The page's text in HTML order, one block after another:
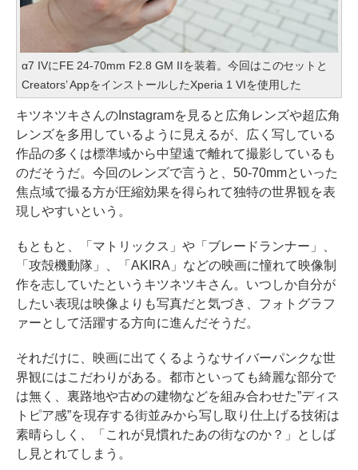
α7 IVにFE 24-70mm F2.8 GM IIを装着。今回はこのセットと
Creators’ AppをインストールしたXperia 1 VIを使用した
キツネツキさんのInstagramを見ると広角レンズや超広角
レンズを多用しているように見えるが、広く写している
作品の多くは標準域から中望遠で離れて撮影しているも
のだそうだ。今回のレンズで言うと、50-70mmといった
焦点域で撮る方が圧縮効果を得られて独特の世界観を表
現しやすいという。
もともと、「マトリックス」や「ブレードランナー」、
「攻殻機動隊」、「AKIRA」などの映画に憧れて映像制
作を志していたというキツネツキさん。いつしか自分が
したい表現は映像よりも写真だと気づき、フォトグラフ
ァーとして活躍する方向に進んだそうだ。
それだけに、映画に出てくるようなサイバーパンクな世
界観にはこだわりがある。都市といっても綺麗な部分で
は無く、裏路地や古めの建物などを組み合わせた”ディス
トピア感”を現存する街並みから写し取り仕上げる技術は
素晴らしく、「これが見慣れたあの街なのか？」としば
し見とれてしまう。